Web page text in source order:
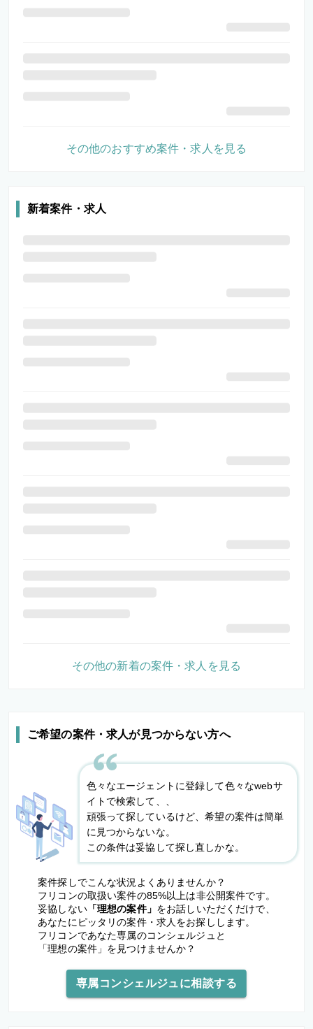
ご希望の案件・求人が見つからない方へ
色々なエージェントに登録して色々なwebサ
イトで検索して、、
頑張って探しているけど、希望の案件は簡単
に見つからないな。
この条件は妥協して探し直しかな。
案件探しでこんな状況よくありませんか？
フリコンの取扱い案件の85%以上は非公開案件です。
妥協しない「理想の案件」 をお話しいただくだけで、
あなたにピッタリの案件・求人をお探しします。
フリコンであなた専属のコンシェルジュと
「理想の案件」を見つけませんか？
専属コンシェルジュに相談する
その他のおすすめ案件・求人を見る
新着案件・求人
その他の新着の案件・求人を見る